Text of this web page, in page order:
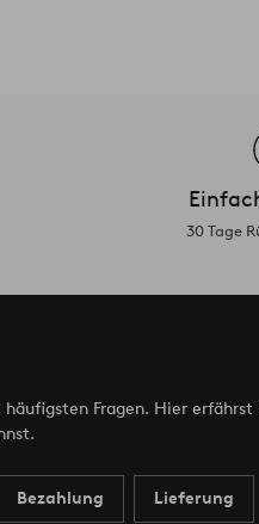
30 Tage
Fragen. Hier erfährst
Bezahlung Lieferung